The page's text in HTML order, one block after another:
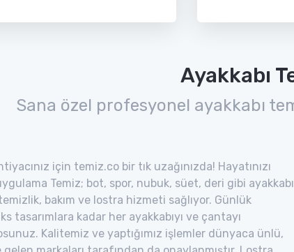
Ayakkabı
Sana özel profesyonel ayakkabı
için temiz.co bir tık uzağınızda! Hayatınızı
Temiz; bot, spor, nubuk, süet, deri gibi ayakkabı
bakım ve lostra hizmeti sağlıyor. Günlük
tasarımlara kadar her ayakkabıyı ve çantayı
Kalitemiz ve yaptığımız işlemler dünyaca ünlü,